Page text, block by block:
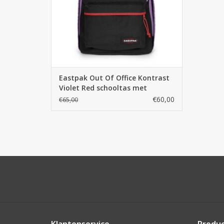
Eastpak Out Of Office Kontrast
Violet Red schooltas met
laptopvak
€65,00 €60,00